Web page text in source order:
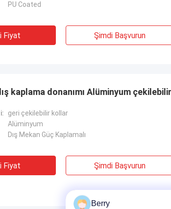
PU Coated
Fiyat Şimdi Başvurun
kaplama donanımı Alüminyum
geri çekilebilir kollar
Alüminyum
Dış Mekan Güç Kaplamalı
Fiyat Şimdi Başvurun
Berry